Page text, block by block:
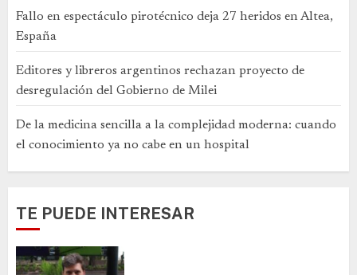
Fallo en espectáculo pirotécnico deja 27 heridos en Altea,
España
Editores y libreros argentinos rechazan proyecto de
desregulación del Gobierno de Milei
De la medicina sencilla a la complejidad moderna: cuando
el conocimiento ya no cabe en un hospital
TE PUEDE INTERESAR